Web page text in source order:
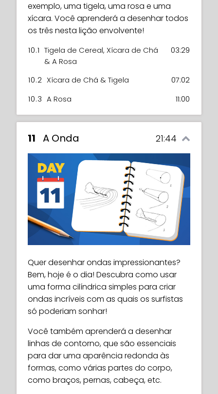
7.3 Bandeiras Quádruplas
7.4 Banderia Contínua
7.5 Referência de livro 02:18
exemplo, uma tigela, uma rosa e uma
xícara. Você aprenderá a desenhar todos
os três nesta lição envolvente!
10.1 Tigela de Cereal, Xícara de Chá
& A Rosa
03:29
10.2 Xícara de Chá & Tigela
07:02
10.3 A Rosa 11:00
11 A Onda 21:44
Quer desenhar ondas impressionantes?
Bem, hoje é o dia! Descubra como usar
uma forma cilíndrica simples para criar
ondas incríveis com as quais os surfistas
só poderiam sonhar!
Você também aprenderá a desenhar
linhas de contorno, que são essenciais
para dar uma aparência redonda às
formas, como várias partes do corpo,
como braços, pernas, cabeça, etc.